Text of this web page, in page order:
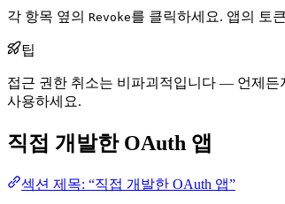
각 항목 옆의 Revoke를 클릭하세요. 앱의 토
팁
접근 권한 취소는 비파괴적입니다 — 언제든
사용하세요.
직접 개발한 OAuth 앱
섹션 제목: “직접 개발한 OAuth 앱”